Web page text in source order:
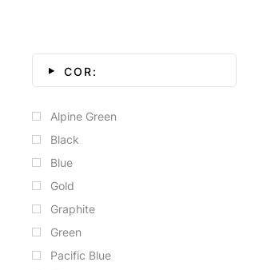
COR:
Alpine Green
Black
Blue
Gold
Graphite
Green
Pacific Blue